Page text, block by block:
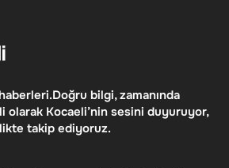
bilgi, zamanında
olarak Kocaeli’nin sesini duyuruyor,
takip ediyoruz.